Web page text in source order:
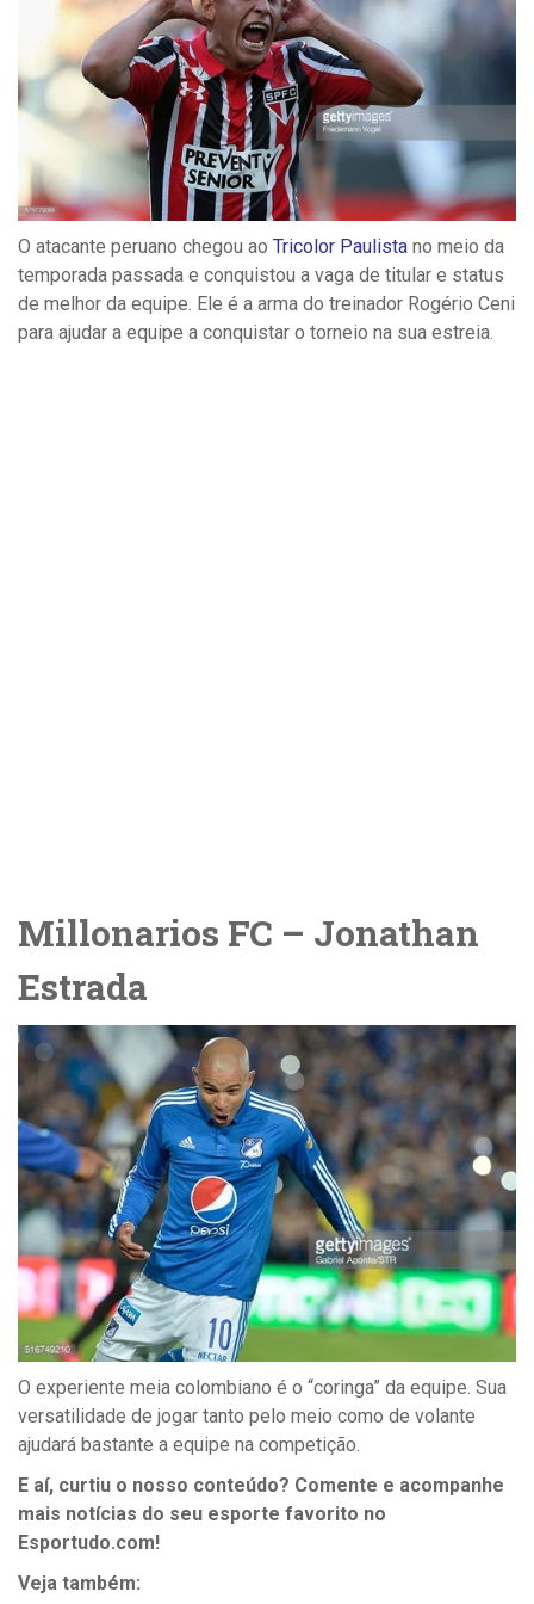
O atacante peruano chegou ao Tricolor Paulista no meio da
temporada passada e conquistou a vaga de titular e status
de melhor da equipe. Ele é a arma do treinador Rogério Ceni
para ajudar a equipe a conquistar o torneio na sua estreia.
Millonarios FC – Jonathan
Estrada
O experiente meia colombiano é o “coringa” da equipe. Sua
versatilidade de jogar tanto pelo meio como de volante
ajudará bastante a equipe na competição.
E aí, curtiu o nosso conteúdo? Comente e acompanhe
mais notícias do seu esporte favorito no
Esportudo.com!
Veja também: